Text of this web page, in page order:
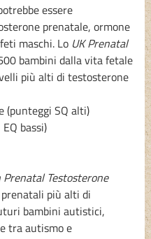
essere
prenatale, ormone
maschi. Lo UK Prenatal
bambini dalla vita fetale
più alti di testosterone
(punteggi SQ alti)
bassi)
Prenatal Testosterone
più alti di
bambini autistici,
tra autismo e